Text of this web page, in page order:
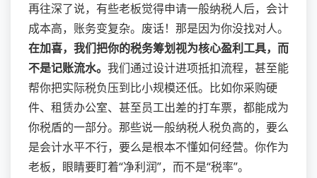
再往深了说，有些老板觉得申请一般纳税人后，会计
成本高，账务变复杂。废话！那是因为你没找对人。
在加喜，我们把你的税务筹划视为核心盈利工具，而
不是记账流水。 我们通过设计进项抵扣流程，甚至能
帮你把实际税负压到比小规模还低。比如你采购硬
件、租赁办公室、甚至员工出差的打车票，都能成为
你税盾的一部分。那些说一般纳税人税负高的，要么
是会计水平不行，要么是根本不懂如何经营。你作为
老板，眼睛要盯着“净利润”，而不是“税率”。